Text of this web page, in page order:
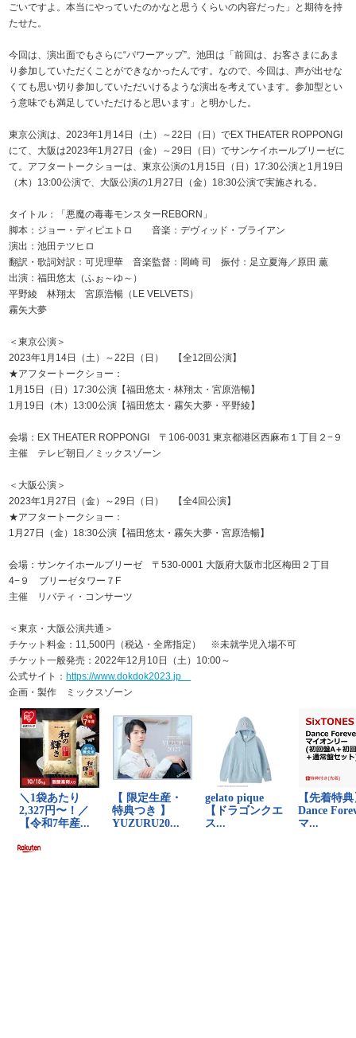
ごいですよ。本当にやっていたのかなと思うくらいの内容だった」と期待を持
たせた。
今回は、演出面でもさらに“パワーアップ”。池田は「前回は、お客さまにあま
り参加していただくことができなかったんです。なので、今回は、声が出せな
くても思い切り参加していただいけるような演出を考えています。参加型とい
う意味でも満足していただけると思います」と明かした。
東京公演は、2023年1月14日（土）～22日（日）でEX THEATER ROPPONGI
にて、大阪は2023年1月27日（金）～29日（日）でサンケイホールブリーゼに
て。アフタートークショーは、東京公演の1月15日（日）17:30公演と1月19日
（木）13:00公演で、大阪公演の1月27日（金）18:30公演で実施される。
タイトル：「悪魔の毒毒モンスターREBORN」
脚本：ジョー・ディピエトロ 音楽：デヴィッド・ブライアン
演出：池田テツヒロ
翻訳・歌詞対訳：可児理華 音楽監督：岡崎 司 振付：足立夏海／原田 薫
出演：福田悠太（ふぉ～ゆ～）
平野綾 林翔太 宮原浩暢（LE VELVETS）
霧矢大夢
＜東京公演＞
2023年1月14日（土）～22日（日） 【全12回公演】
★アフタートークショー：
1月15日（日）17:30公演【福田悠太・林翔太・宮原浩暢】
1月19日（木）13:00公演【福田悠太・霧矢大夢・平野綾】
会場：EX THEATER ROPPONGI 〒106-0031 東京都港区西麻布１丁目２−９
主催 テレビ朝日／ミックスゾーン
＜大阪公演＞
2023年1月27日（金）～29日（日） 【全4回公演】
★アフタートークショー：
1月27日（金）18:30公演【福田悠太・霧矢大夢・宮原浩暢】
会場：サンケイホールブリーゼ 〒530-0001 大阪府大阪市北区梅田２丁目
4−９ ブリーゼタワー７F
主催 リバティ・コンサーツ
＜東京・大阪公演共通＞
チケット料金：11,500円（税込・全席指定） ※未就学児入場不可
チケット一般発売：2022年12月10日（土）10:00～
公式サイト： https://www.dokdok2023.jp
企画・製作 ミックスゾーン